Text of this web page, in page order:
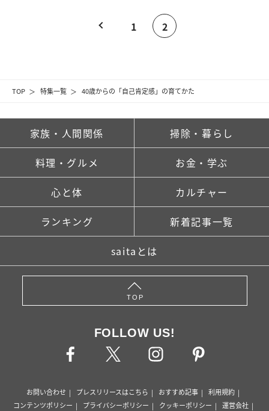
TOP 特集一覧 40歳からの「自己肯定感」の育てかた
1 2
家族・人間関係 掃除・暮らし
料理・グルメ お金・学ぶ
心と体 カルチャー
ランキング 新着記事一覧
saitaとは
TOP
FOLLOW US!
お問い合わせ プレスリリースはこちら おすすめ記事
利用規約
コンテンツポリシー
プライバシーポリシー クッキーポリシー 運営会社